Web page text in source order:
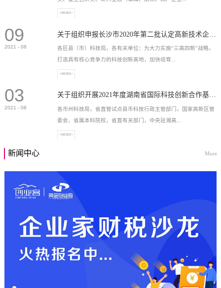
）奖等，最高奖励2...
+MORE+
09
2021 - 08
各区县（市）科技局，各有关单位：为大力实施“三高四新”战略，
打造具有核心竞争力的科技创新高地，加快培育...
高新技术企业，充分...
+MORE+
03
2021 - 08
关于组织开展2021年度湖南省国际科技创新合作基地申报工作的通知
各市州科技局，省直管试点县市科技行政主管部门，国家高新区管
委会，省属本科院校，省直有关部门，中央驻湘高...
+MORE+
新闻中心 More